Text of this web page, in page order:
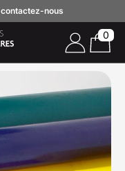
contactez-nous
0